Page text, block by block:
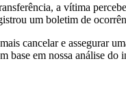
a vítima
um boletim de
cancelar e assegurar
em nossa análise do